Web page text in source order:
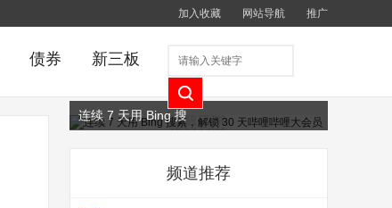
加入收藏 网站导航 推广
债券 新三板
连续 7 天用 Bing 搜
频道推荐